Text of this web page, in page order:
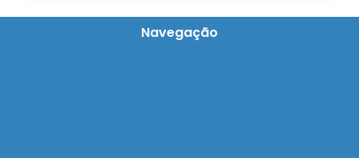
Navegação